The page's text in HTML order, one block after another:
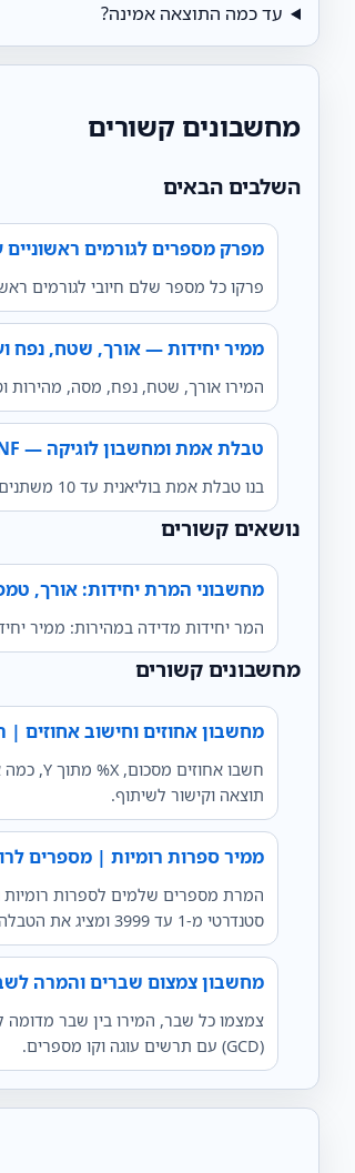
עד כמה התוצאה אמינה?
מחשבונים קשורים
השלבים הבאים
מפרק מספרים לגורמים ראשוניים עד 2^53−1
פרקו כל מספר שלם חיובי לגורמים
ממיר יחידות — אורך, שטח, נפח
המירו אורך, שטח, נפח, מסה, מהירות
טבלת אמת ומחשבון לוגיקה — DNF/CNF + פישוט SOP
בנו טבלת אמת בוליאנית עד 10 משתנים, הפיקו DNF/CNF קנוניים, פשטו בעזרת מפת קרנו או Quine–McCluskey, ושתפו CSV או URL עם שלבי חישוב.
נושאים קשורים
מחשבוני המרת יחידות: אורך,
המר יחידות מדידה במהירות: ממיר
מחשבונים קשורים
מחשבון אחוזים וחישוב אחוזים |
תוצאה וקישור לשיתוף.
ממיר ספרות רומיות | מספרים
המרת מספרים שלמים לספרות רומיות
סטנדרטי מ-1 עד 3999 ומציג את הטבלה I, V, X, L, C, D, M.
מחשבון צמצום שברים והמרה
צמצמו כל שבר, המירו בין שבר מדומה
(GCD) עם תרשים עוגה וקו מספרים.